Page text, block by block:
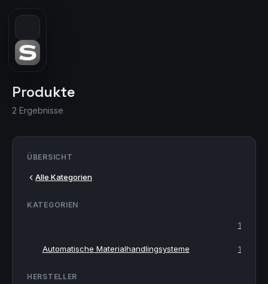
Produkte
2 Ergebnisse
ÜBERSICHT
Alle Kategorien
KATEGORIEN
1
Automatische Materialhandlingsysteme 1
HERSTELLER